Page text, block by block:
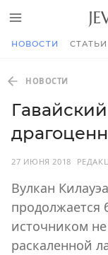
НОВОСТИ СТАТЬИ
НОВОСТИ
27 ИЮНЯ 2018
Вулкан
продолжается
источником
раскаленной